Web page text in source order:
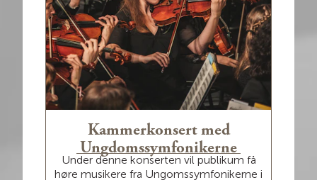
Kammerkonsert med
Ungdomssymfonikerne
Under denne konserten vil publikum få
høre musikere fra Ungomssymfonikerne i